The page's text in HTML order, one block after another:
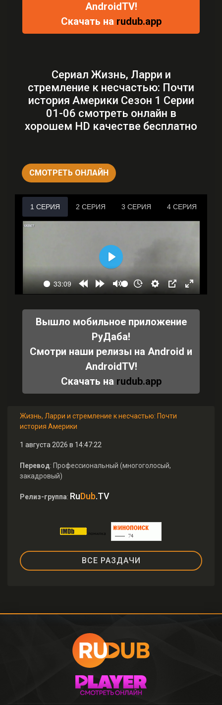
AndroidTV!
Скачать на rudub.app
Сериал Жизнь, Ларри и
стремление к несчастью: Почти
история Америки Сезон 1 Серии
01-06 смотреть онлайн в
хорошем HD качестве бесплатно
СМОТРЕТЬ ОНЛАЙН
Вышло мобильное приложение
РуДаба!
Смотри наши релизы на Android и
AndroidTV!
Скачать на rudub.app
Жизнь, Ларри и стремление к несчастью: Почти
история Америки
1 августа 2026 в 14:47:22
Перевод: Профессиональный (многоголосый,
закадровый)
Релиз-группа: RuDub.TV
ВСЕ РАЗДАЧИ